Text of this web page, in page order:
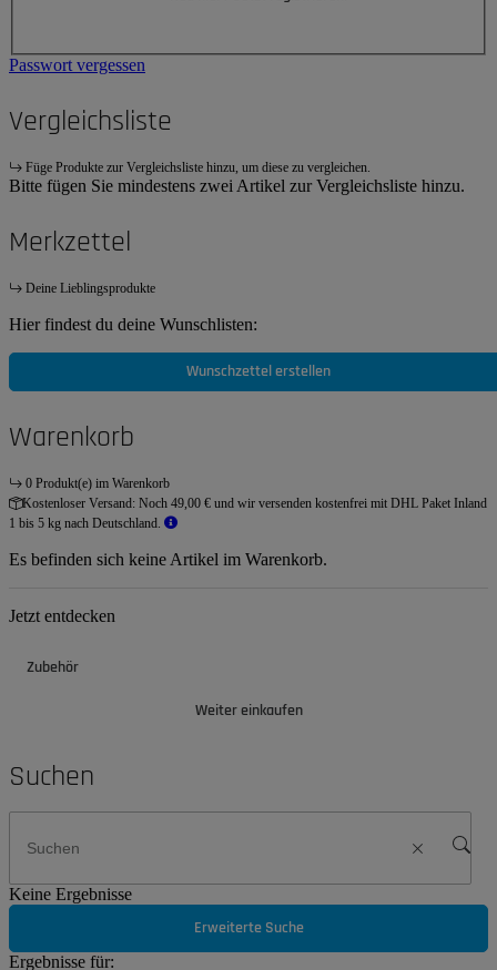
Passwort vergessen
Vergleichsliste
Füge Produkte zur Vergleichsliste hinzu, um diese zu vergleichen.
Bitte fügen Sie mindestens zwei Artikel zur Vergleichsliste hinzu.
Merkzettel
Deine Lieblingsprodukte
Hier findest du deine Wunschlisten:
Wunschzettel erstellen
Warenkorb
0 Produkt(e) im Warenkorb
Kostenloser Versand: Noch 49,00 € und wir versenden kostenfrei mit DHL Paket Inland
1 bis 5 kg nach Deutschland.
Es befinden sich keine Artikel im Warenkorb.
Jetzt entdecken
Zubehör
Weiter einkaufen
Suchen
Keine Ergebnisse
Erweiterte Suche
Ergebnisse für: